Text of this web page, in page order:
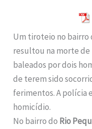
Um tiroteio no bairro
resultou na morte
baleados por dois
de terem sido
ferimentos. A polícia
homicídio.
No bairro do Rio